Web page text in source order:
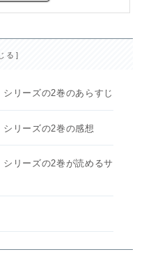
シリーズの2巻のあらすじ
シリーズの2巻の感想
シリーズの2巻が読めるサ